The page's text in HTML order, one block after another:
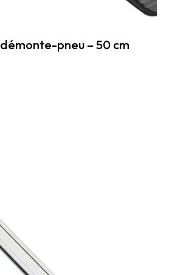
pneu – 50 cm